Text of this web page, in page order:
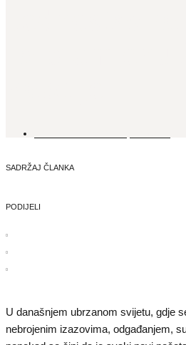
SADRŽAJ ČLANKA
PODIJELI
U današnjem ubrzanom svijetu, gdje
nebrojenim izazovima, odgađanjem,